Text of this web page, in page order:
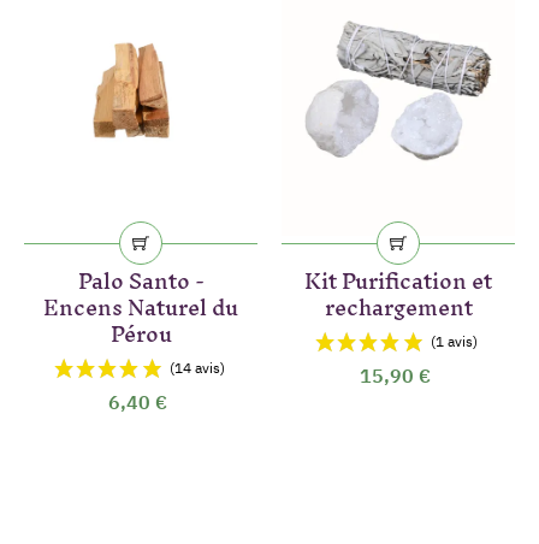
Palo Santo -
Encens Naturel du
Pérou
6,40 €
Kit Purification et
rechargement
15,90 €